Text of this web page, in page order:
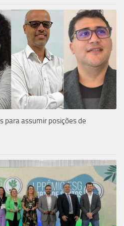
para assumir posições de